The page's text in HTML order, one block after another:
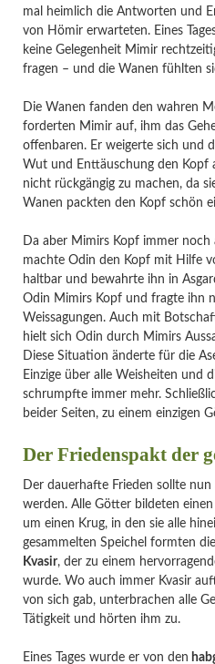
mal heimlich die Antworten und
von Hömir erwarteten. Eines
keine Gelegenheit Mimir
fragen – und die Wanen fühlten
Die Wanen fanden den wahren
forderten Mimir auf, ihm das
offenbaren. Er weigerte sich und
Wut und Enttäuschung den Kopf
nicht rückgängig zu machen, da
Wanen packten den Kopf schön
Da aber Mimirs Kopf immer
machte Odin den Kopf mit Hilfe
haltbar und bewahrte ihn in
Odin Mimirs Kopf und fragte ihn
Weissagungen. Auch mit
hielt sich Odin durch Mimirs
Diese Situation änderte für die
Einzige über alle Weisheiten und
schrumpfte immer mehr.
beider Seiten, zu einem einzigen
Der Friedenspakt der
Der dauerhafte Frieden sollte
werden. Alle Götter bildeten
um einen Krug, in den sie alle
gesammelten Speichel formten
Kvasir, der zu einem
wurde. Wo auch immer Kvasir
von sich gab, unterbrachen alle
Tätigkeit und hörten ihm zu.
Eines Tages wurde er von den